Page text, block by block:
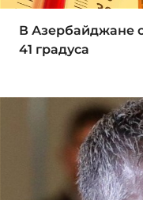
В Азербайджане
41 градуса